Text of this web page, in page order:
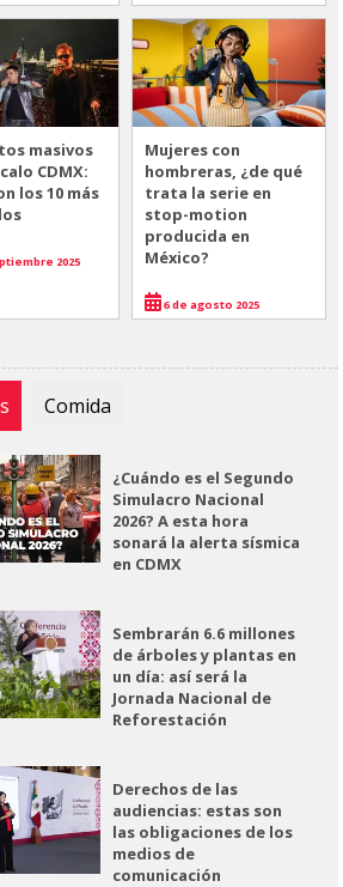
masivos
CDMX:
los 10 más
2025
Mujeres con
hombreras, ¿de qué
trata la serie en
stop-motion
producida en
México?
6 de agosto 2025
Comida
¿Cuándo es el Segundo
Simulacro Nacional
2026? A esta hora
sonará la alerta sísmica
en CDMX
Sembrarán 6.6 millones
de árboles y plantas en
un día: así será la
Jornada Nacional de
Reforestación
Derechos de las
audiencias: estas son
las obligaciones de los
medios de
comunicación